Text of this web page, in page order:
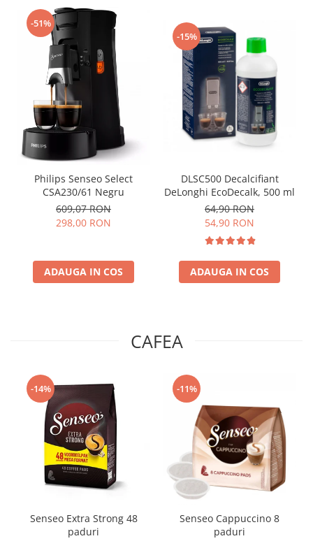
-51%
Philips Senseo Select
CSA230/61 Negru
609,07 RON
298,00 RON
ADAUGA IN COS
-15%
DLSC500 Decalcifiant
DeLonghi EcoDecalk, 500 ml
64,90 RON
54,90 RON
ADAUGA IN COS
CAFEA
-14%
Senseo Extra Strong 48
paduri
-11%
Senseo Cappuccino 8
paduri